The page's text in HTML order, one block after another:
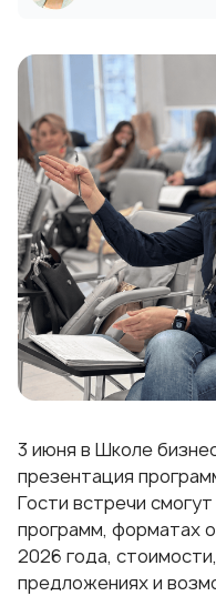
3 июня в Школе
презентация
Гости встречи
программ, форматах
2026 года,
предложениях и